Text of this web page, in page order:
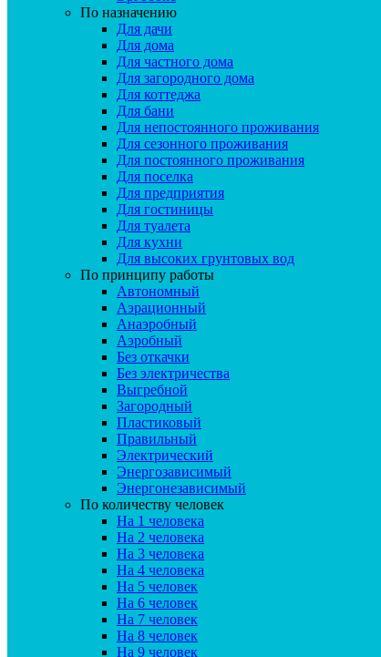
По назначению
Для дачи
Для дома
Для частного дома
Для загородного дома
Для коттеджа
Для бани
Для непостоянного проживания
Для сезонного проживания
Для постоянного проживания
Для поселка
Для предприятия
Для гостиницы
Для туалета
Для кухни
Для высоких грунтовых вод
По принципу работы
Автономный
Аэрационный
Анаэробный
Аэробный
Без откачки
Без электричества
Выгребной
Загородный
Пластиковый
Правильный
Электрический
Энергозависимый
Энергонезависимый
По количеству человек
На 1 человека
На 2 человека
На 3 человека
На 4 человека
На 5 человек
На 6 человек
На 7 человек
На 8 человек
На 9 человек